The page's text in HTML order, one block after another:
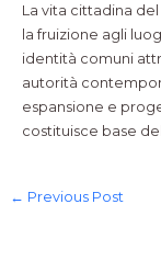
La vita cittadina
la fruizione agli
identità comuni
autorità
espansione e
costituisce base
← Previous Post